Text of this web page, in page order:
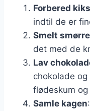
Forbered
indtil de er
Smelt
det med de
Lav
chokolade
flødeskum og
Samle kagen